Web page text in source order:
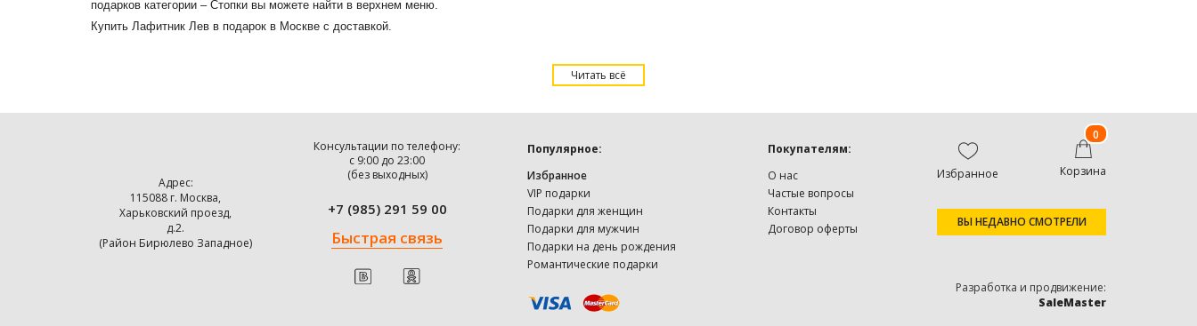
подарков категории – Стопки вы можете найти в верхнем меню.
Купить Лафитник Лев в подарок в Москве с доставкой.
Читать всё
Адрес:
115088 г. Москва,
Харьковский проезд,
д.2.
(Район Бирюлево Западное)
Консультации по телефону:
с 9:00 до 23:00
(без выходных)
+7 (985) 291 59 00
Быстрая связь
Популярное:
Избранное
VIP подарки
Подарки для женщин
Подарки для мужчин
Подарки на день рождения
Романтические подарки
Покупателям:
О нас
Частые вопросы
Контакты
Договор оферты
Избранное
0
Корзина
ВЫ НЕДАВНО СМОТРЕЛИ
Разработка и продвижение:
SaleMaster